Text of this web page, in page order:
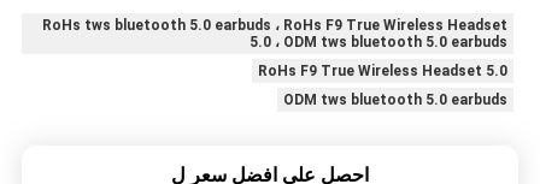
RoHs tws bluetooth 5.0 earbuds ، RoHs F9 True Wireless Headset
5.0 ، ODM tws bluetooth 5.0 earbuds
RoHs F9 True Wireless Headset 5.0
ODM tws bluetooth 5.0 earbuds
احصل على افضل سعر ل